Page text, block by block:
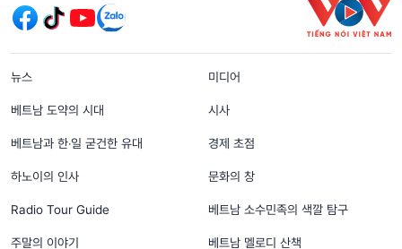
menu footer tiếng Hàn
뉴스 미디어
베트남 도약의 시대 시사
베트남과 한‧일 굳건한 유대 경제 초점
하노이의 인사 문화의 창
Radio Tour Guide 베트남 소수민족의 색깔 탐구
주말의 이야기 베트남 멜로디 산책